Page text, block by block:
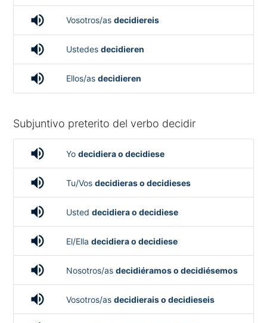
volume_up Vosotros/as decidiereis
volume_up Ustedes decidieren
volume_up Ellos/as decidieren
Subjuntivo preterito del verbo decidir
volume_up Yo decidiera o decidiese
volume_up Tu/Vos decidieras o decidieses
volume_up Usted decidiera o decidiese
volume_up El/Ella decidiera o decidiese
volume_up Nosotros/as decidiéramos o decidiésemos
volume_up Vosotros/as decidierais o decidieseis